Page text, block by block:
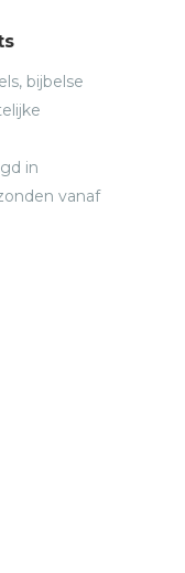
bijbelse
in
vanaf